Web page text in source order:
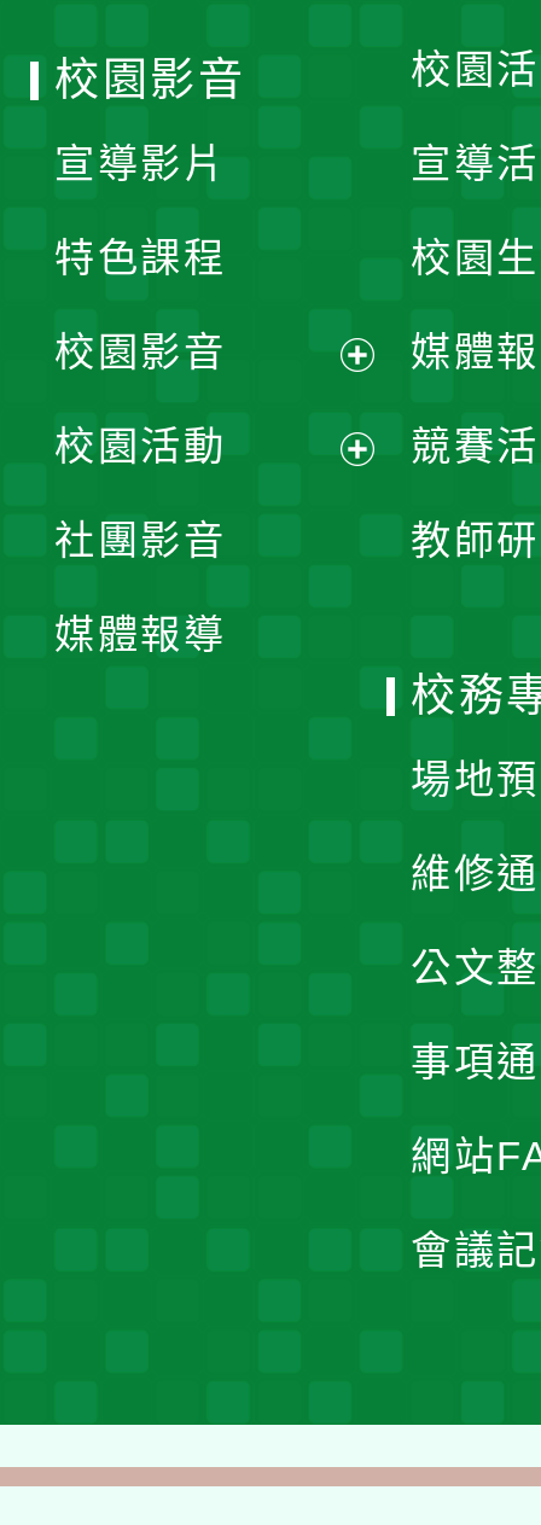
校園
宣導
校園
媒體
競賽
教師
校園影音
宣導影片
特色課程
校園影音
開
校園活動
社團影音
媒體報導
校務
場地
維修
公文
事項
網站
會議